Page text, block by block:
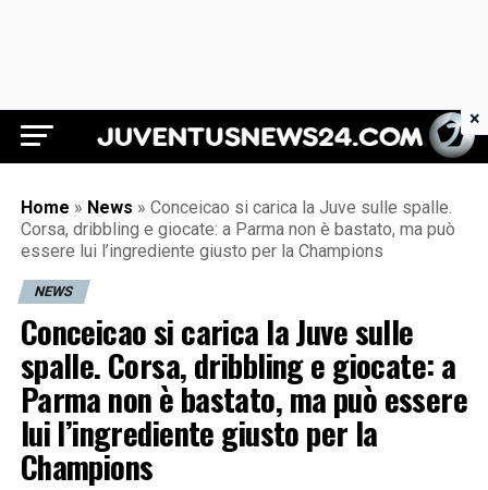
Juventus News 24
Home » News » Conceicao si carica la Juve sulle spalle.
Corsa, dribbling e giocate: a Parma non è bastato, ma può
essere lui l’ingrediente giusto per la Champions
NEWS
Conceicao si carica la Juve sulle
spalle. Corsa, dribbling e giocate: a
Parma non è bastato, ma può essere
lui l’ingrediente giusto per la
Champions
×